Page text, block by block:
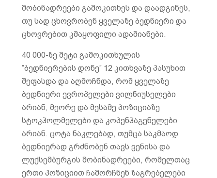
მობინადრეები გამოკითხეს და დაადგინეს,
თუ სად ცხოვრობენ ყველაზე ბედნიერი და
ცხოვრებით კმაყოფილი ადამიანები.
40 000-ზე მეტი გამოკითხულის
”ბედნიერების დონე” 12 კითხვაზე პასუხით
შეფასდა და აღმოჩნდა, რომ ყველაზე
ბედნიერი ევროპელები ვილნიუსელები
არიან, მეორე და მესამე პოზიციაზე
სტოკჰოლმელები და კოპენჰაგენელები
არიან. ცოტა ნაკლებად, თუმცა საკმაოდ
ბედნიერად გრძნობენ თავს ვენისა და
ლუქსემბურგის მობინადრეები, რომელთაც
ერთი პოზიციით ჩამორჩნენ ზაგრებელები